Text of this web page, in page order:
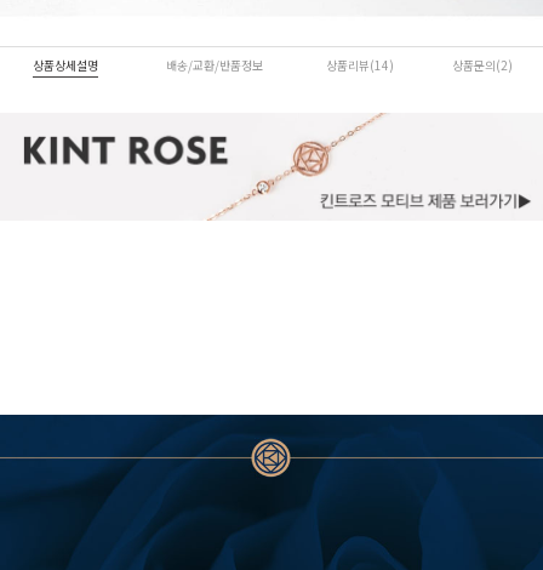
상품상세설명 배송/교환/반품정보 상품리뷰(14) 상품문의(2)